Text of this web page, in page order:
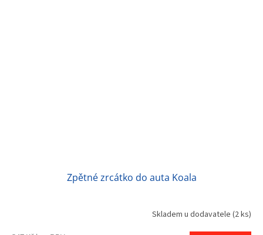
Zpětné zrcátko do auta Koala
Skladem u dodavatele (2 ks)